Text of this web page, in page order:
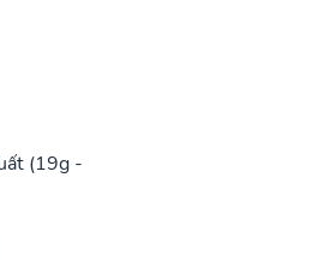
(19g -